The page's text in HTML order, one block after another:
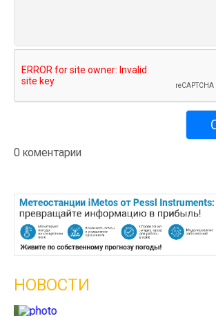
0 коментарии
НОВОСТИ